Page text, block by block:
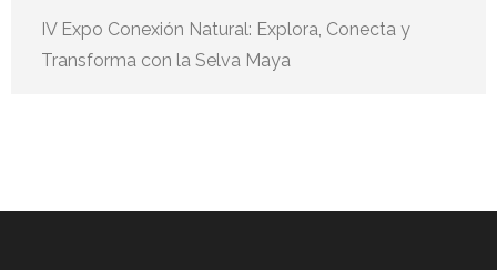
IV Expo Conexión Natural: Explora, Conecta y
Transforma con la Selva Maya